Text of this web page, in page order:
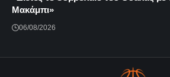
Μακάμπι»
06/08/2026